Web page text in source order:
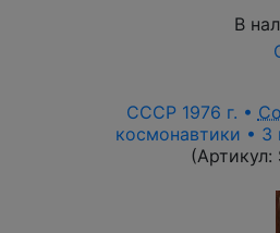
В
СССР 1976 г. •
космонавтики •
(Артикул: